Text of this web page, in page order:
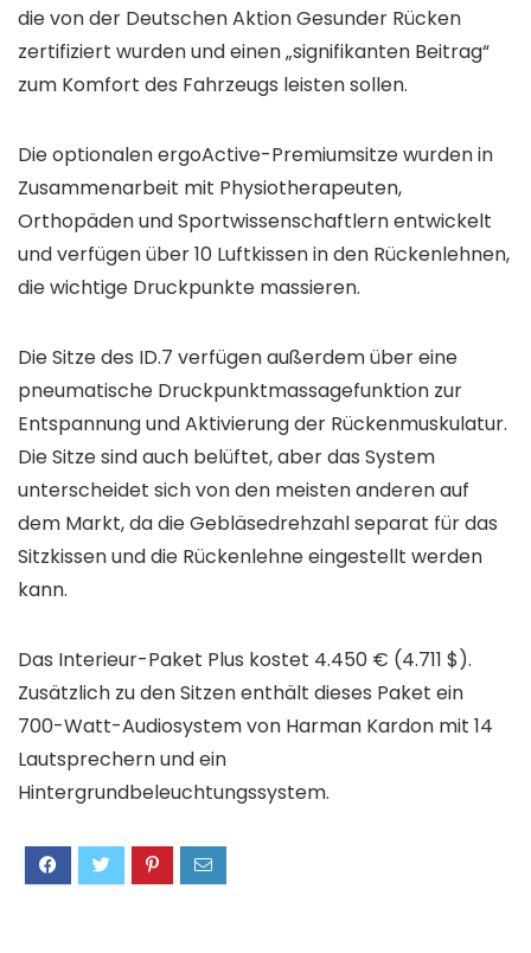
die von der Deutschen Aktion Gesunder Rücken
zertifiziert wurden und einen „signifikanten Beitrag“
zum Komfort des Fahrzeugs leisten sollen.
Die optionalen ergoActive-Premiumsitze wurden in
Zusammenarbeit mit Physiotherapeuten,
Orthopäden und Sportwissenschaftlern entwickelt
und verfügen über 10 Luftkissen in den Rückenlehnen,
die wichtige Druckpunkte massieren.
Die Sitze des ID.7 verfügen außerdem über eine
pneumatische Druckpunktmassagefunktion zur
Entspannung und Aktivierung der Rückenmuskulatur.
Die Sitze sind auch belüftet, aber das System
unterscheidet sich von den meisten anderen auf
dem Markt, da die Gebläsedrehzahl separat für das
Sitzkissen und die Rückenlehne eingestellt werden
kann.
Das Interieur-Paket Plus kostet 4.450 € (4.711 $).
Zusätzlich zu den Sitzen enthält dieses Paket ein
700-Watt-Audiosystem von Harman Kardon mit 14
Lautsprechern und ein
Hintergrundbeleuchtungssystem.